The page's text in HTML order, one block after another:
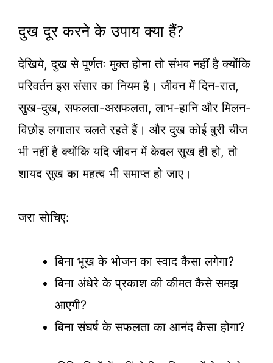
दुख दूर करने के उपाय क्या हैं?
देखिये, दुख से पूर्णतः मुक्त होना तो संभव नहीं है क्योंकि
परिवर्तन इस संसार का नियम है। जीवन में दिन-रात,
सुख-दुख, सफलता-असफलता, लाभ-हानि और मिलन-
विछोह लगातार चलते रहते हैं। और दुख कोई बुरी चीज
भी नहीं है क्योंकि यदि जीवन में केवल सुख ही हो, तो
शायद सुख का महत्व भी समाप्त हो जाए।
जरा सोचिए:
बिना भूख के भोजन का स्वाद कैसा लगेगा?
बिना अंधेरे के प्रकाश की कीमत कैसे समझ
आएगी?
बिना संघर्ष के सफलता का आनंद कैसा होगा?